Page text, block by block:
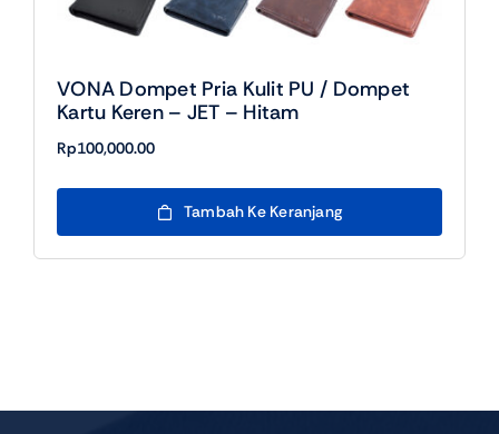
VONA Dompet Pria Kulit PU / Dompet
Kartu Keren – JET – Hitam
Rp100,000.00
Tambah Ke Keranjang